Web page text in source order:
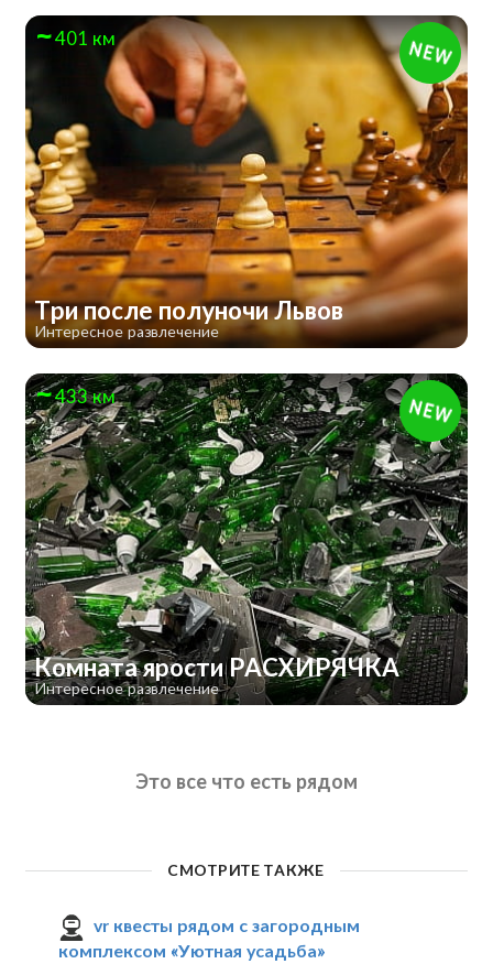
401 км
Три после полуночи Львов
Интересное развлечение
433 км
Комната ярости РАСХИРЯЧКА
Интересное развлечение
Это все что есть рядом
СМОТРИТЕ ТАКЖЕ
vr квесты рядом с загородным
комплексом «Уютная усадьба»